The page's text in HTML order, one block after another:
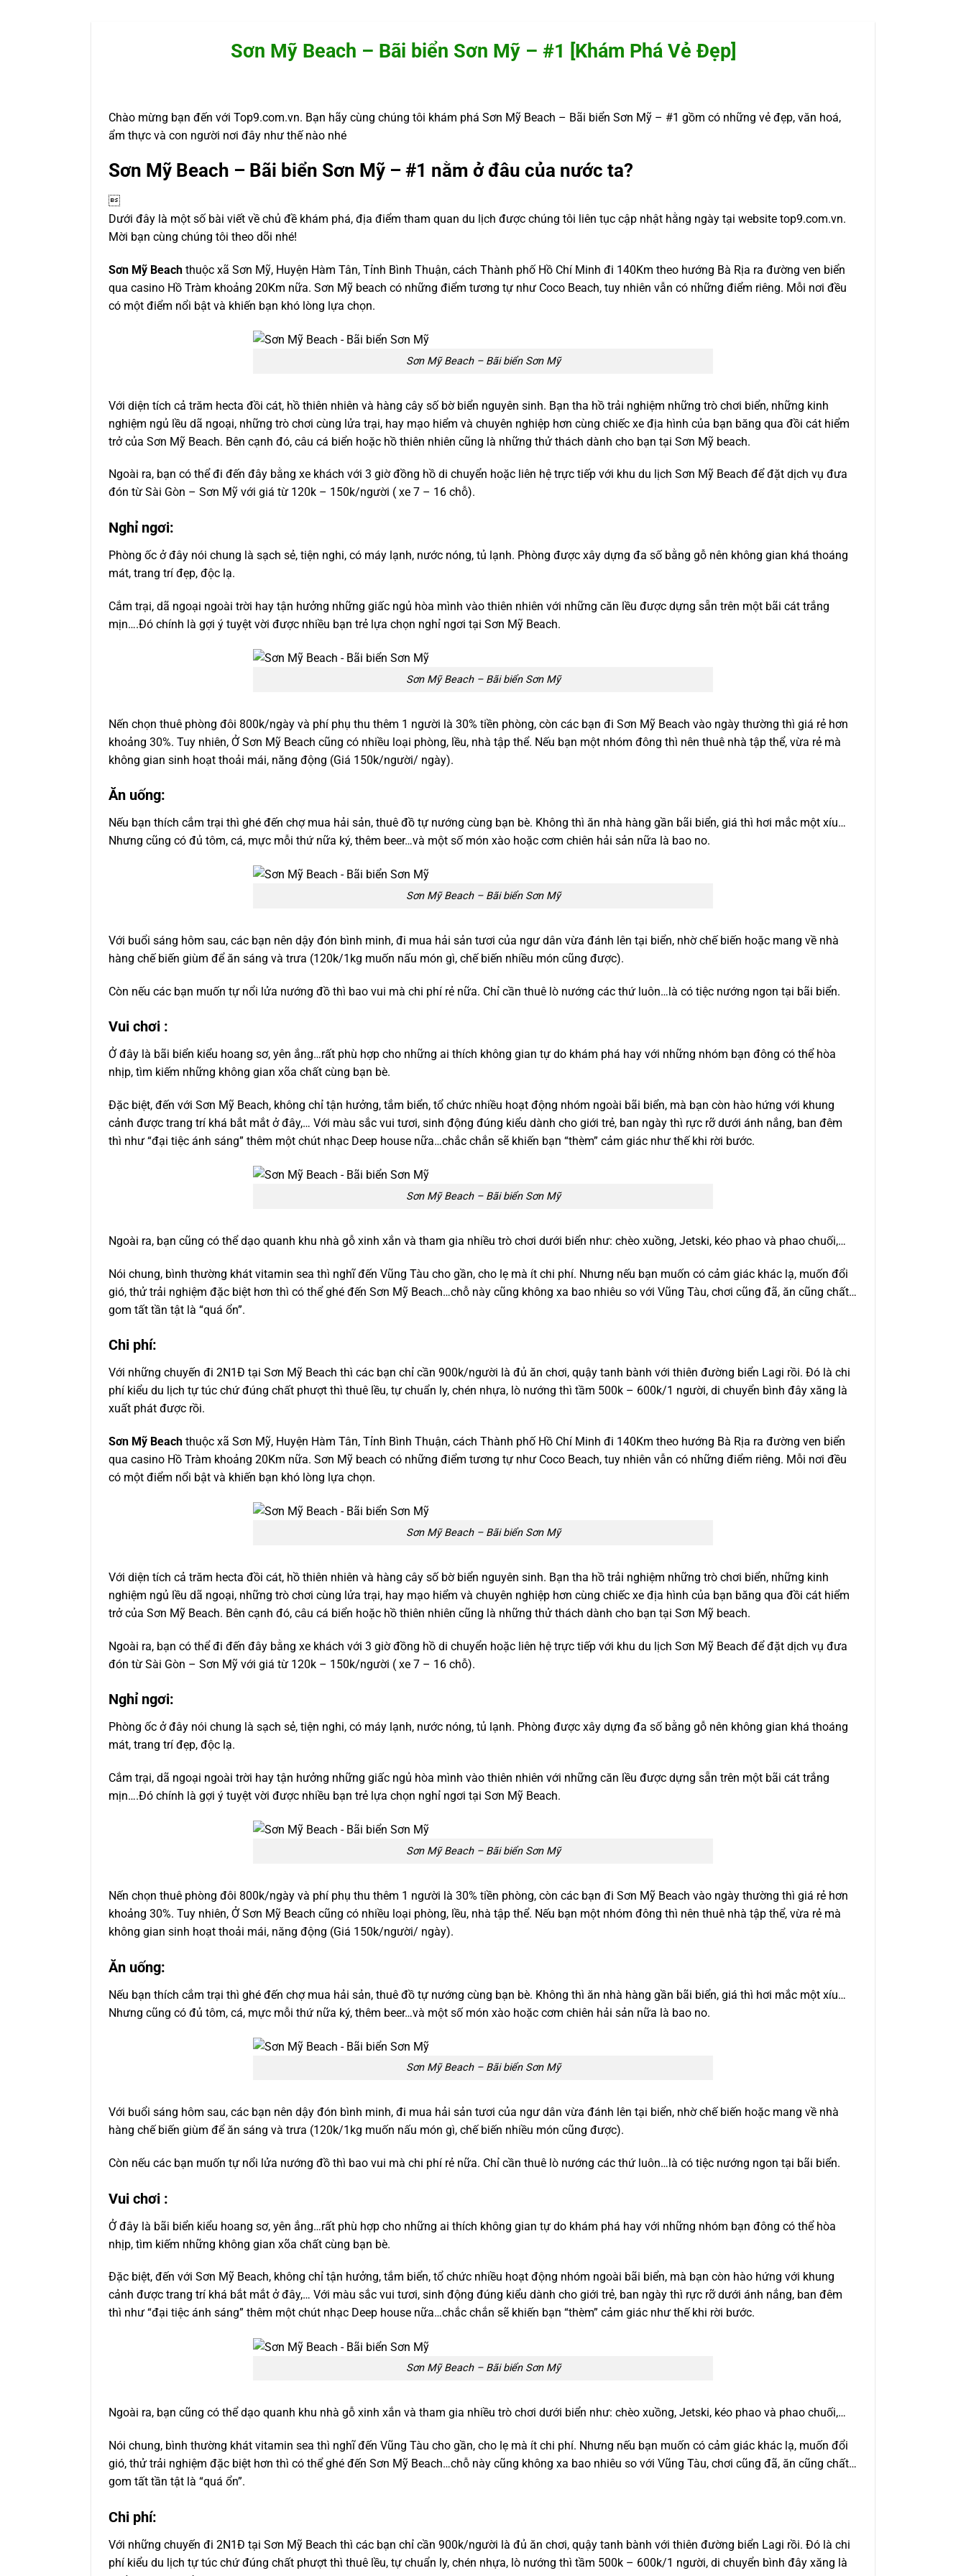
Sơn Mỹ Beach – Bãi biển Sơn Mỹ – #1 [Khám Phá Vẻ Đẹp]
Chào mừng bạn đến với Top9.com.vn. Bạn hãy cùng chúng tôi khám phá Sơn Mỹ Beach – Bãi biển Sơn Mỹ – #1 gồm có những vẻ đẹp, văn hoá,
ẩm thực và con người nơi đây như thế nào nhé
Sơn Mỹ Beach – Bãi biển Sơn Mỹ – #1 nằm ở đâu của nước ta?

Dưới đây là một số bài viết về chủ đề khám phá, địa điểm tham quan du lịch được chúng tôi liên tục cập nhật hằng ngày tại website top9.com.vn.
Mời bạn cùng chúng tôi theo dõi nhé!
Sơn Mỹ Beach thuộc xã Sơn Mỹ, Huyện Hàm Tân, Tỉnh Bình Thuận, cách Thành phố Hồ Chí Minh đi 140Km theo hướng Bà Rịa ra đường ven biển
qua casino Hồ Tràm khoảng 20Km nữa. Sơn Mỹ beach có những điểm tương tự như Coco Beach, tuy nhiên vẫn có những điểm riêng. Mỗi nơi đều
có một điểm nổi bật và khiến bạn khó lòng lựa chọn.
Sơn Mỹ Beach – Bãi biển Sơn Mỹ
Với diện tích cả trăm hecta đồi cát, hồ thiên nhiên và hàng cây số bờ biển nguyên sinh. Bạn tha hồ trải nghiệm những trò chơi biển, những kinh
nghiệm ngủ lều dã ngoại, những trò chơi cùng lửa trại, hay mạo hiểm và chuyên nghiệp hơn cùng chiếc xe địa hình của bạn băng qua đồi cát hiểm
trở của Sơn Mỹ Beach. Bên cạnh đó, câu cá biển hoặc hồ thiên nhiên cũng là những thử thách dành cho bạn tại Sơn Mỹ beach.
Ngoài ra, bạn có thể đi đến đây bằng xe khách với 3 giờ đồng hồ di chuyển hoặc liên hệ trực tiếp với khu du lịch Sơn Mỹ Beach để đặt dịch vụ đưa
đón từ Sài Gòn – Sơn Mỹ với giá từ 120k – 150k/người ( xe 7 – 16 chỗ).
Nghỉ ngơi:
Phòng ốc ở đây nói chung là sạch sẻ, tiện nghi, có máy lạnh, nước nóng, tủ lạnh. Phòng được xây dựng đa số bằng gỗ nên không gian khá thoáng
mát, trang trí đẹp, độc lạ.
Cắm trại, dã ngoại ngoài trời hay tận hưởng những giấc ngủ hòa mình vào thiên nhiên với những căn lều được dựng sẵn trên một bãi cát trắng
mịn….Đó chính là gợi ý tuyệt vời được nhiều bạn trẻ lựa chọn nghỉ ngơi tại Sơn Mỹ Beach.
Sơn Mỹ Beach – Bãi biển Sơn Mỹ
Nến chọn thuê phòng đôi 800k/ngày và phí phụ thu thêm 1 người là 30% tiền phòng, còn các bạn đi Sơn Mỹ Beach vào ngày thường thì giá rẻ hơn
khoảng 30%. Tuy nhiên, Ở Sơn Mỹ Beach cũng có nhiều loại phòng, lều, nhà tập thể. Nếu bạn một nhóm đông thì nên thuê nhà tập thể, vừa rẻ mà
không gian sinh hoạt thoải mái, năng động (Giá 150k/người/ ngày).
Ăn uống:
Nếu bạn thích cắm trại thì ghé đến chợ mua hải sản, thuê đồ tự nướng cùng bạn bè. Không thì ăn nhà hàng gần bãi biển, giá thì hơi mắc một xíu…
Nhưng cũng có đủ tôm, cá, mực mỗi thứ nữa ký, thêm beer…và một số món xào hoặc cơm chiên hải sản nữa là bao no.
Sơn Mỹ Beach – Bãi biển Sơn Mỹ
Với buổi sáng hôm sau, các bạn nên dậy đón bình minh, đi mua hải sản tươi của ngư dân vừa đánh lên tại biển, nhờ chế biến hoặc mang về nhà
hàng chế biến giùm để ăn sáng và trưa (120k/1kg muốn nấu món gì, chế biến nhiều món cũng được).
Còn nếu các bạn muốn tự nổi lửa nướng đồ thì bao vui mà chi phí rẻ nữa. Chỉ cần thuê lò nướng các thứ luôn…là có tiệc nướng ngon tại bãi biển.
Vui chơi :
Ở đây là bãi biển kiểu hoang sơ, yên ắng…rất phù hợp cho những ai thích không gian tự do khám phá hay với những nhóm bạn đông có thể hòa
nhịp, tìm kiếm những không gian xõa chất cùng bạn bè.
Đặc biệt, đến với Sơn Mỹ Beach, không chỉ tận hưởng, tắm biển, tổ chức nhiều hoạt động nhóm ngoài bãi biển, mà bạn còn hào hứng với khung
cảnh được trang trí khá bắt mắt ở đây,… Với màu sắc vui tươi, sinh động đúng kiểu dành cho giới trẻ, ban ngày thì rực rỡ dưới ánh nắng, ban đêm
thì như “đại tiệc ánh sáng” thêm một chút nhạc Deep house nữa…chắc chắn sẽ khiến bạn “thèm” cảm giác như thế khi rời bước.
Sơn Mỹ Beach – Bãi biển Sơn Mỹ
Ngoài ra, bạn cũng có thể dạo quanh khu nhà gỗ xinh xắn và tham gia nhiều trò chơi dưới biển như: chèo xuồng, Jetski, kéo phao và phao chuối,…
Nói chung, bình thường khát vitamin sea thì nghĩ đến Vũng Tàu cho gần, cho lẹ mà ít chi phí. Nhưng nếu bạn muốn có cảm giác khác lạ, muốn đổi
gió, thử trải nghiệm đặc biệt hơn thì có thể ghé đến Sơn Mỹ Beach…chỗ này cũng không xa bao nhiêu so với Vũng Tàu, chơi cũng đã, ăn cũng chất…
gom tất tần tật là “quá ổn”.
Chi phí:
Với những chuyến đi 2N1Đ tại Sơn Mỹ Beach thì các bạn chỉ cần 900k/người là đủ ăn chơi, quậy tanh bành với thiên đường biển Lagi rồi. Đó là chi
phí kiểu du lịch tự túc chứ đúng chất phượt thì thuê lều, tự chuẩn ly, chén nhựa, lò nướng thì tầm 500k – 600k/1 người, di chuyển bình đây xăng là
xuất phát được rồi.
Sơn Mỹ Beach thuộc xã Sơn Mỹ, Huyện Hàm Tân, Tỉnh Bình Thuận, cách Thành phố Hồ Chí Minh đi 140Km theo hướng Bà Rịa ra đường ven biển
qua casino Hồ Tràm khoảng 20Km nữa. Sơn Mỹ beach có những điểm tương tự như Coco Beach, tuy nhiên vẫn có những điểm riêng. Mỗi nơi đều
có một điểm nổi bật và khiến bạn khó lòng lựa chọn.
Sơn Mỹ Beach – Bãi biển Sơn Mỹ
Với diện tích cả trăm hecta đồi cát, hồ thiên nhiên và hàng cây số bờ biển nguyên sinh. Bạn tha hồ trải nghiệm những trò chơi biển, những kinh
nghiệm ngủ lều dã ngoại, những trò chơi cùng lửa trại, hay mạo hiểm và chuyên nghiệp hơn cùng chiếc xe địa hình của bạn băng qua đồi cát hiểm
trở của Sơn Mỹ Beach. Bên cạnh đó, câu cá biển hoặc hồ thiên nhiên cũng là những thử thách dành cho bạn tại Sơn Mỹ beach.
Ngoài ra, bạn có thể đi đến đây bằng xe khách với 3 giờ đồng hồ di chuyển hoặc liên hệ trực tiếp với khu du lịch Sơn Mỹ Beach để đặt dịch vụ đưa
đón từ Sài Gòn – Sơn Mỹ với giá từ 120k – 150k/người ( xe 7 – 16 chỗ).
Nghỉ ngơi:
Phòng ốc ở đây nói chung là sạch sẻ, tiện nghi, có máy lạnh, nước nóng, tủ lạnh. Phòng được xây dựng đa số bằng gỗ nên không gian khá thoáng
mát, trang trí đẹp, độc lạ.
Cắm trại, dã ngoại ngoài trời hay tận hưởng những giấc ngủ hòa mình vào thiên nhiên với những căn lều được dựng sẵn trên một bãi cát trắng
mịn….Đó chính là gợi ý tuyệt vời được nhiều bạn trẻ lựa chọn nghỉ ngơi tại Sơn Mỹ Beach.
Sơn Mỹ Beach – Bãi biển Sơn Mỹ
Nến chọn thuê phòng đôi 800k/ngày và phí phụ thu thêm 1 người là 30% tiền phòng, còn các bạn đi Sơn Mỹ Beach vào ngày thường thì giá rẻ hơn
khoảng 30%. Tuy nhiên, Ở Sơn Mỹ Beach cũng có nhiều loại phòng, lều, nhà tập thể. Nếu bạn một nhóm đông thì nên thuê nhà tập thể, vừa rẻ mà
không gian sinh hoạt thoải mái, năng động (Giá 150k/người/ ngày).
Ăn uống:
Nếu bạn thích cắm trại thì ghé đến chợ mua hải sản, thuê đồ tự nướng cùng bạn bè. Không thì ăn nhà hàng gần bãi biển, giá thì hơi mắc một xíu…
Nhưng cũng có đủ tôm, cá, mực mỗi thứ nữa ký, thêm beer…và một số món xào hoặc cơm chiên hải sản nữa là bao no.
Sơn Mỹ Beach – Bãi biển Sơn Mỹ
Với buổi sáng hôm sau, các bạn nên dậy đón bình minh, đi mua hải sản tươi của ngư dân vừa đánh lên tại biển, nhờ chế biến hoặc mang về nhà
hàng chế biến giùm để ăn sáng và trưa (120k/1kg muốn nấu món gì, chế biến nhiều món cũng được).
Còn nếu các bạn muốn tự nổi lửa nướng đồ thì bao vui mà chi phí rẻ nữa. Chỉ cần thuê lò nướng các thứ luôn…là có tiệc nướng ngon tại bãi biển.
Vui chơi :
Ở đây là bãi biển kiểu hoang sơ, yên ắng…rất phù hợp cho những ai thích không gian tự do khám phá hay với những nhóm bạn đông có thể hòa
nhịp, tìm kiếm những không gian xõa chất cùng bạn bè.
Đặc biệt, đến với Sơn Mỹ Beach, không chỉ tận hưởng, tắm biển, tổ chức nhiều hoạt động nhóm ngoài bãi biển, mà bạn còn hào hứng với khung
cảnh được trang trí khá bắt mắt ở đây,… Với màu sắc vui tươi, sinh động đúng kiểu dành cho giới trẻ, ban ngày thì rực rỡ dưới ánh nắng, ban đêm
thì như “đại tiệc ánh sáng” thêm một chút nhạc Deep house nữa…chắc chắn sẽ khiến bạn “thèm” cảm giác như thế khi rời bước.
Sơn Mỹ Beach – Bãi biển Sơn Mỹ
Ngoài ra, bạn cũng có thể dạo quanh khu nhà gỗ xinh xắn và tham gia nhiều trò chơi dưới biển như: chèo xuồng, Jetski, kéo phao và phao chuối,…
Nói chung, bình thường khát vitamin sea thì nghĩ đến Vũng Tàu cho gần, cho lẹ mà ít chi phí. Nhưng nếu bạn muốn có cảm giác khác lạ, muốn đổi
gió, thử trải nghiệm đặc biệt hơn thì có thể ghé đến Sơn Mỹ Beach…chỗ này cũng không xa bao nhiêu so với Vũng Tàu, chơi cũng đã, ăn cũng chất…
gom tất tần tật là “quá ổn”.
Chi phí:
Với những chuyến đi 2N1Đ tại Sơn Mỹ Beach thì các bạn chỉ cần 900k/người là đủ ăn chơi, quậy tanh bành với thiên đường biển Lagi rồi. Đó là chi
phí kiểu du lịch tự túc chứ đúng chất phượt thì thuê lều, tự chuẩn ly, chén nhựa, lò nướng thì tầm 500k – 600k/1 người, di chuyển bình đây xăng là